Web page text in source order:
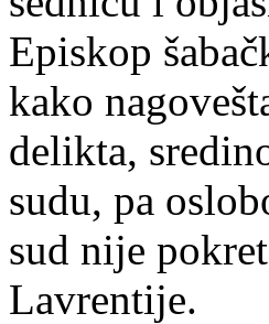
Episkop
kako
delikta,
sudu, pa
sud nije
Lavrentije.